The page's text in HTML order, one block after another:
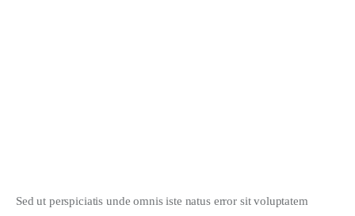
Sed ut perspiciatis unde omnis iste natus error sit voluptatem